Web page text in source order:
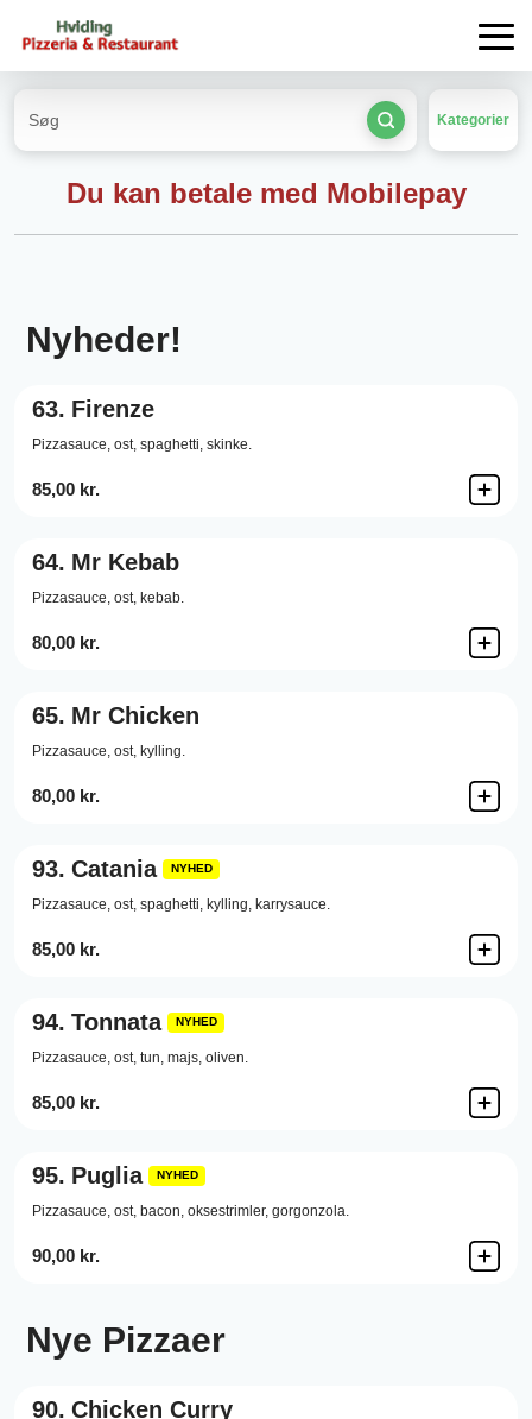
Kategorier
Du kan betale med Mobilepay
Nyheder!
63. Firenze
Pizzasauce, ost, spaghetti, skinke.
85,00 kr.
64. Mr Kebab
Pizzasauce, ost, kebab.
80,00 kr.
65. Mr Chicken
Pizzasauce, ost, kylling.
80,00 kr.
93. Catania NYHED
Pizzasauce, ost, spaghetti, kylling, karrysauce.
85,00 kr.
94. Tonnata NYHED
Pizzasauce, ost, tun, majs, oliven.
85,00 kr.
95. Puglia NYHED
Pizzasauce, ost, bacon, oksestrimler, gorgonzola.
90,00 kr.
Nye Pizzaer
90. Chicken Curry